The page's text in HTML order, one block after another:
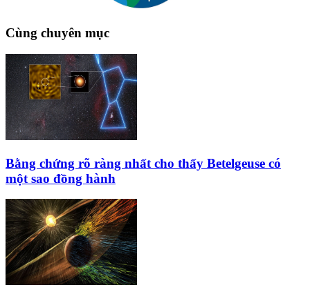
Cùng chuyên mục
Bằng chứng rõ ràng nhất cho thấy Betelgeuse có
một sao đồng hành